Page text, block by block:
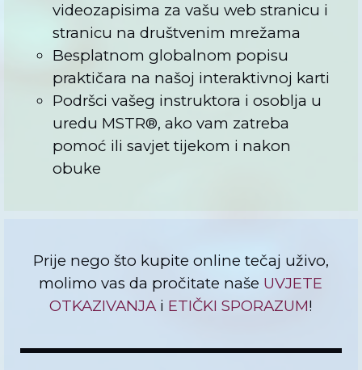
videozapisima za vašu web stranicu i
stranicu na društvenim mrežama
Besplatnom globalnom popisu
praktičara na našoj interaktivnoj karti
Podršci vašeg instruktora i osoblja u
uredu MSTR®, ako vam zatreba
pomoć ili savjet tijekom i nakon
obuke
Prije nego što kupite online tečaj uživo,
molimo vas da pročitate naše UVJETE
OTKAZIVANJAi ETIČKI SPORAZUM!